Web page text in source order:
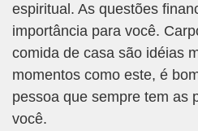
espiritual. As questões
importância para você.
comida de casa são idéias
momentos como este, é
pessoa que sempre tem as
você.